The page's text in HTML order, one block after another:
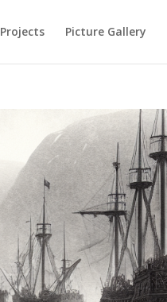
Projects Picture Gallery